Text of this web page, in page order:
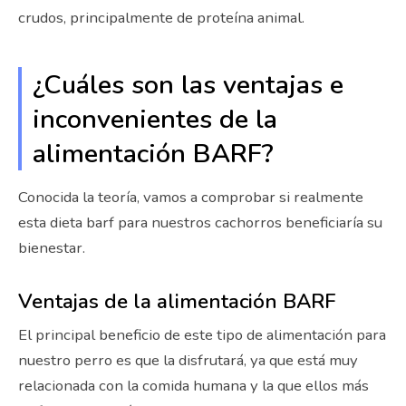
crudos, principalmente de proteína animal.
¿Cuáles son las ventajas e
inconvenientes de la
alimentación BARF?
Conocida la teoría, vamos a comprobar si realmente
esta dieta barf para nuestros cachorros beneficiaría su
bienestar.
Ventajas de la alimentación BARF
El principal beneficio de este tipo de alimentación para
nuestro perro es que la disfrutará, ya que está muy
relacionada con la comida humana y la que ellos más